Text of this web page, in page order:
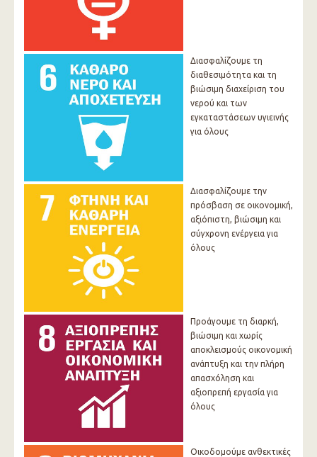
Διασφαλίζουμε τη
διαθεσιμότητα και τη
βιώσιμη διαχείριση του
νερού και των
εγκαταστάσεων υγιεινής
για όλους
Διασφαλίζουμε την
πρόσβαση σε οικονομική,
αξιόπιστη, βιώσιμη και
σύγχρονη ενέργεια για
όλους
Προάγουμε τη διαρκή,
βιώσιμη και χωρίς
αποκλεισμούς οικονομική
ανάπτυξη και την πλήρη
απασχόληση και
αξιοπρεπή εργασία για
όλους
Οικοδομούμε ανθεκτικές